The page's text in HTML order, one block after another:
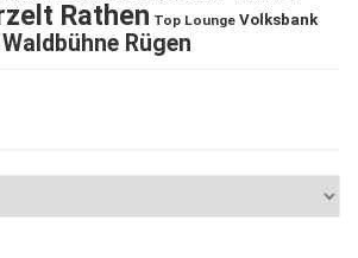
Rathen Top Lounge Volksbank
Waldbühne Rügen